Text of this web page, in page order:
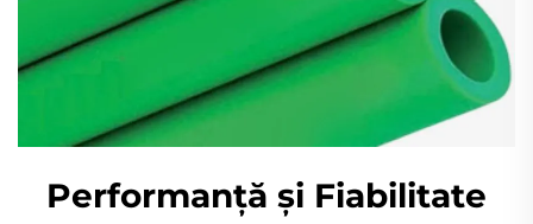
Performanță și Fiabilitate